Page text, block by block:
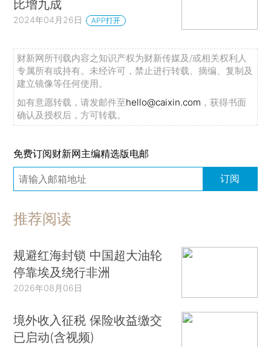
比增九成
2024年04月26日 APP打开
财新网所刊载内容之知识产权为财新传媒及/或相关权利人
专属所有或持有。未经许可，禁止进行转载、摘编、复制及
建立镜像等任何使用。
如有意愿转载，请发邮件至hello@caixin.com ，获得书面
确认及授权后，方可转载。
免费订阅财新网主编精选版电邮
订阅
推荐阅读
规避红海封锁 中国超大油轮
停靠埃及绕行非洲
2026年08月06日
境外收入征税 保险收益缴交
已启动(含视频)